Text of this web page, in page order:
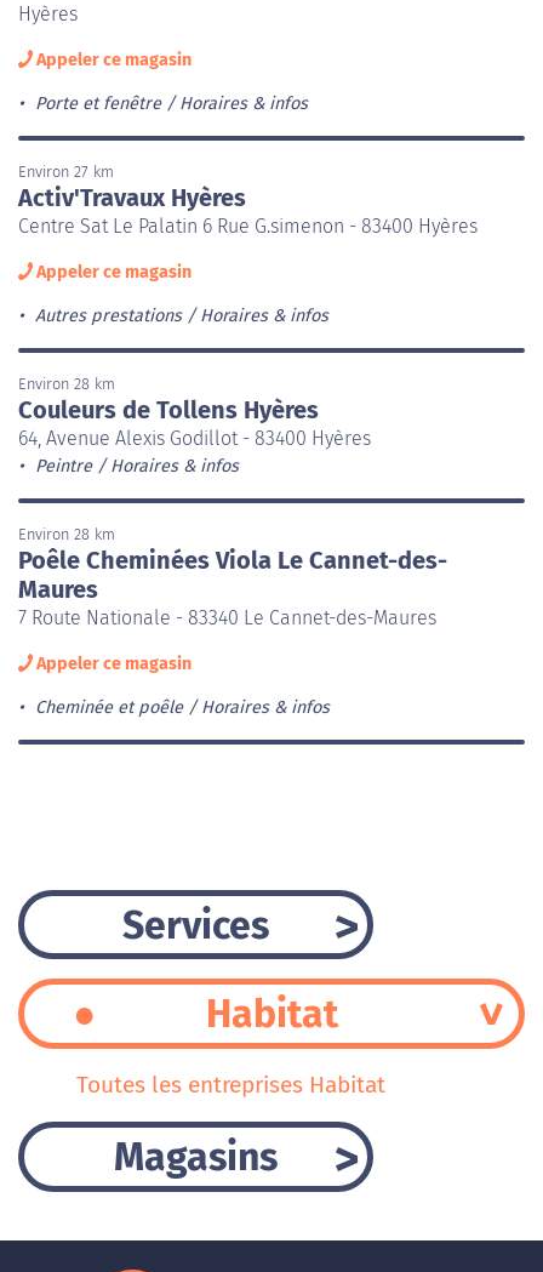
Hyères
Appeler ce magasin
Porte et fenêtre Horaires & infos
Environ 27 km
Activ'Travaux Hyères
Centre Sat Le Palatin 6 Rue G.simenon - 83400 Hyères
Appeler ce magasin
Autres prestations Horaires & infos
Environ 28 km
Couleurs de Tollens Hyères
64, Avenue Alexis Godillot - 83400 Hyères
Peintre Horaires & infos
Environ 28 km
Poêle Cheminées Viola Le Cannet-des-
Maures
7 Route Nationale - 83340 Le Cannet-des-Maures
Appeler ce magasin
Cheminée et poêle Horaires & infos
Services
Habitat
Toutes les entreprises Habitat
Magasins